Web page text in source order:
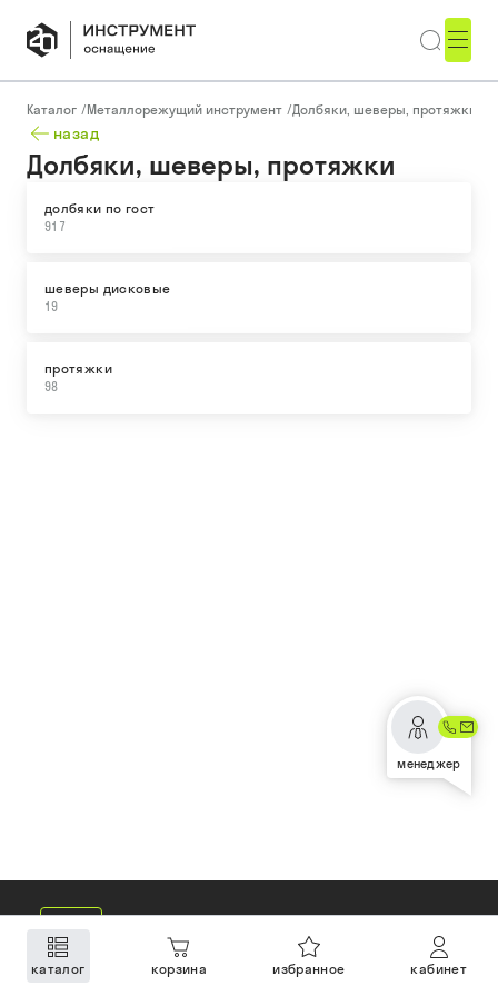
каталог корзина избранное кабинет
Каталог /Металлорежущий инструмент /Долбяки, шеверы, протяжки
назад
Долбяки, шеверы, протяжки
долбяки по гост
917
шеверы дисковые
19
протяжки
98
менеджер